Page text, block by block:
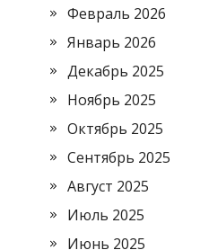
Февраль 2026
Январь 2026
Декабрь 2025
Ноябрь 2025
Октябрь 2025
Сентябрь 2025
Август 2025
Июль 2025
Июнь 2025